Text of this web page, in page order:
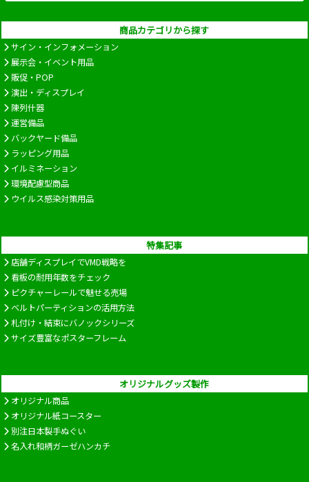
商品カテゴリから探す
サイン・インフォメーション
展示会・イベント用品
販促・POP
演出・ディスプレイ
陳列什器
運営備品
バックヤード備品
ラッピング用品
イルミネーション
環境配慮型商品
ウイルス感染対策用品
特集記事
店舗ディスプレイでVMD戦略を
看板の耐用年数をチェック
ピクチャーレールで魅せる売場
ベルトパーティションの活用方法
札付け・結束にバノックシリーズ
サイズ豊富なポスターフレーム
オリジナルグッズ製作
オリジナル商品
オリジナル紙コースター
別注日本製手ぬぐい
名入れ和柄ガーゼハンカチ